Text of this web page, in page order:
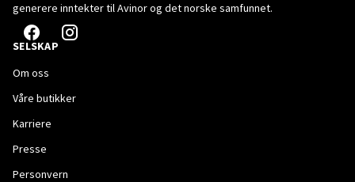
generere inntekter til Avinor og det norske samfunnet.
SELSKAP
Om oss
Våre butikker
Karriere
Presse
Personvern